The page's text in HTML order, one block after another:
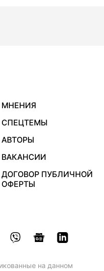
МНЕНИЯ
СПЕЦТЕМЫ
АВТОРЫ
ВАКАНСИИ
ДОГОВОР ПУБЛИЧНОЙ
ОФЕРТЫ
на данном